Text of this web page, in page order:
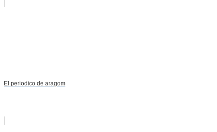
El periodico de aragom